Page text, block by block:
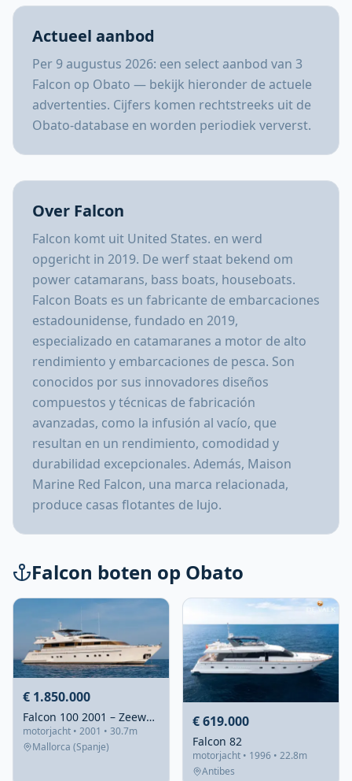
Actueel aanbod
Per 9 augustus 2026: een select aanbod van 3
Falcon op Obato — bekijk hieronder de actuele
advertenties. Cijfers komen rechtstreeks uit de
Obato-database en worden periodiek ververst.
Over Falcon
Falcon komt uit United States. en werd
opgericht in 2019. De werf staat bekend om
power catamarans, bass boats, houseboats.
Falcon Boats es un fabricante de embarcaciones
estadounidense, fundado en 2019,
especializado en catamaranes a motor de alto
rendimiento y embarcaciones de pesca. Son
conocidos por sus innovadores diseños
compuestos y técnicas de fabricación
avanzadas, como la infusión al vacío, que
resultan en un rendimiento, comodidad y
durabilidad excepcionales. Además, Maison
Marine Red Falcon, una marca relacionada,
produce casas flotantes de lujo.
Falcon boten op Obato
€ 1.850.000
Falcon 100 2001 – Zeewaardig superjacht met refit 2023
motorjacht • 2001 • 30.7m
Mallorca (Spanje)
€ 619.000
Falcon 82
motorjacht • 1996 • 22.8m
Antibes